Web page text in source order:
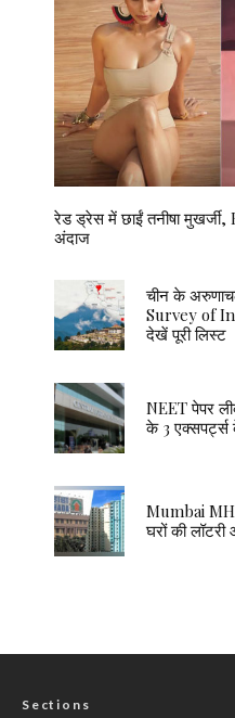
रेड ड्रेस में छाईं तनीषा
अंदाज
चीन के
Survey of
देखें पूरी लिस्ट
NEET पेपर
के 3 एक्सपर्ट्स
Mumbai
घरों की
Sections